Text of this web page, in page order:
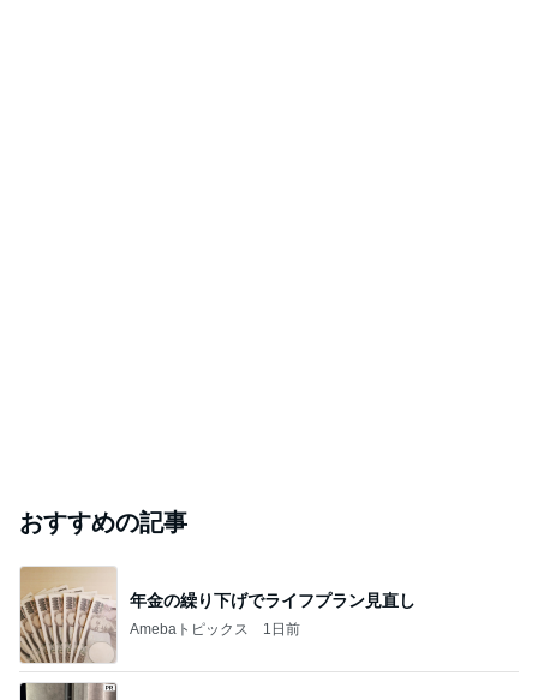
おすすめの記事
年金の繰り下げでライフプラン見直し
Amebaトピックス 1日前